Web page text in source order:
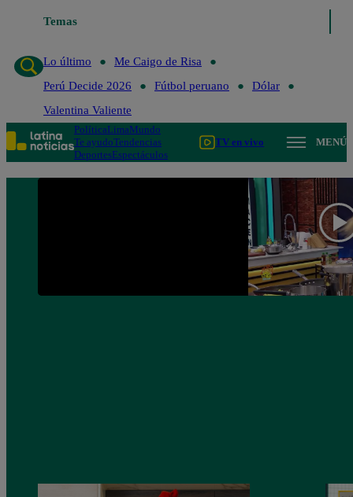
Temas
Lo último
Me Caigo de Risa
Perú Decide 2026
Fútbol peruano
Dólar
Valentina Valiente
PolíticaLimaMundo
Te ayudoTendencias
DeportesEspectáculos
TV en vivo MENÚ